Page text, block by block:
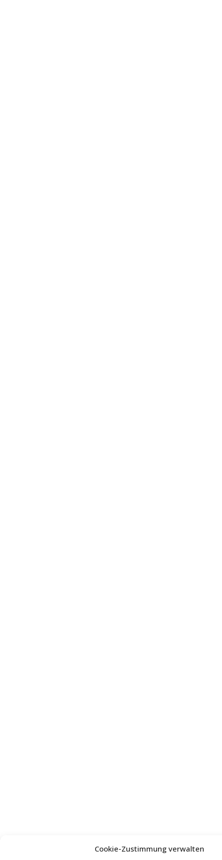
Cookie-Zustimmung verwalten